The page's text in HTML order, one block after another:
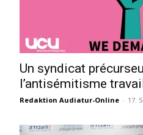
Un syndicat
l’antisémitisme
Redaktion Audiatur-Online - 17.